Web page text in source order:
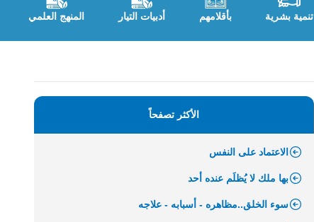
تنمية بشرية بأقلامهم أدبيات التيار المنهج العلمي
الأكثر تصفحاً
الاعتماد على النفس
بها ملك لا يُظلَم عنده أحد
سوء الخلق..مظاهره - أسبابه - علاجه